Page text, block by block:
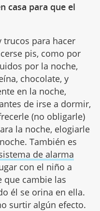
casa para que el
trucos para hacer
pis, como por
por la noche,
chocolate, y
en la noche,
de irse a dormir,
(no obligarle)
la noche, elogiarle
También es
de alarma
con el niño a
que cambie las
él se orina en ella.
surtir algún efecto.